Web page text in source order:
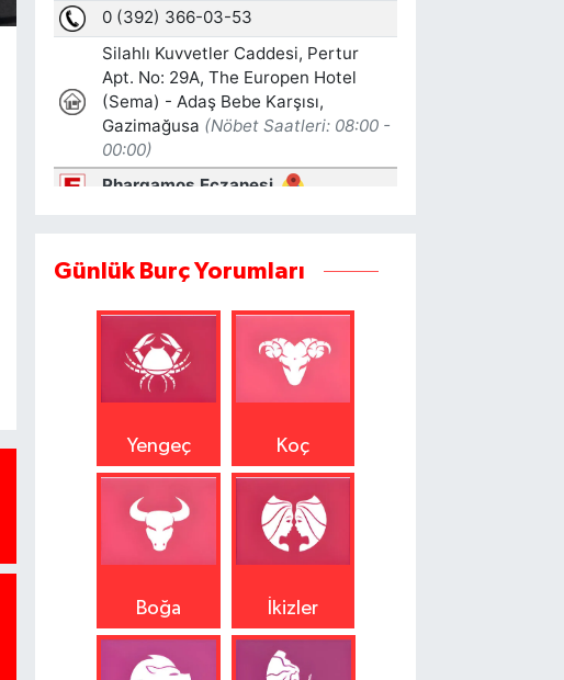
Günlük Burç Yorumları
Yengeç Koç
Boğa İkizler